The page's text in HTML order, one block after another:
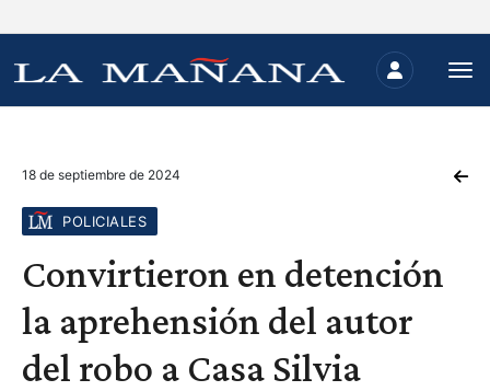
18 de septiembre de 2024
POLICIALES
Convirtieron en detención
la aprehensión del autor
del robo a Casa Silvia